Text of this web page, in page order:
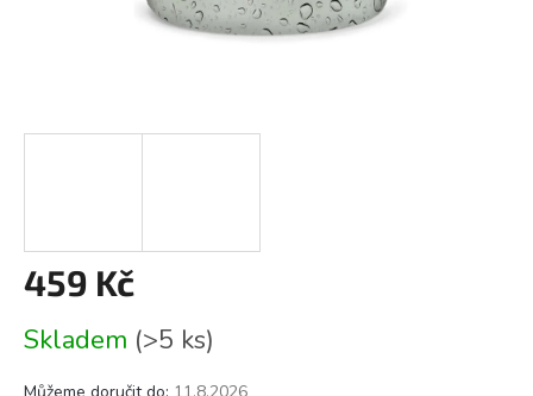
459 Kč
cena:
Skladem (>5 ks)